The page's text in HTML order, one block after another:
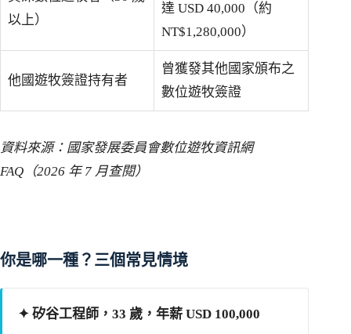
以上）
達 USD 40,000（約
NT$1,280,000）
他國遊牧簽證持有者
曾獲發其他國家頒布之
數位遊牧簽證
資料來源：國家發展委員會數位遊牧資訊網
FAQ（2026 年 7 月查閱）
你是哪一種？三個常見情境
✦ 矽谷工程師，33 歲，年薪 USD 100,000